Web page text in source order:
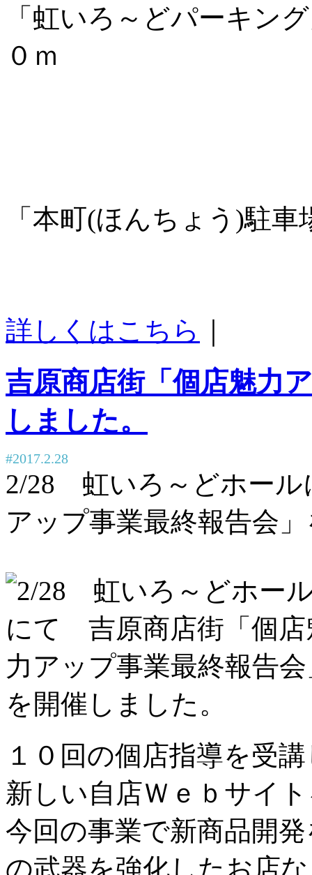
「虹いろ～どパーキン
０ｍ
「本町(ほんちょう)駐
詳しくはこちら
吉原商店街「個店魅力
しました。
#2017.2.28
2/28 虹いろ～どホー
アップ事業最終報告会
１０回の個店指導を受
新しい自店Ｗｅｂサイ
今回の事業で新商品開
の武器を強化したお店